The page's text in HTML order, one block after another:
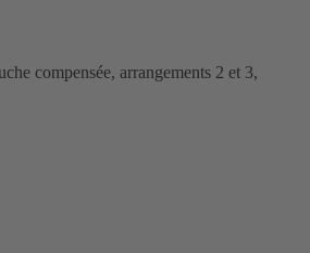
compensée, arrangements 2 et 3,